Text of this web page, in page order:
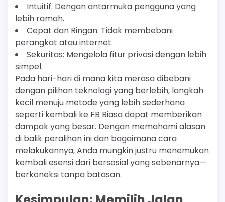
Intuitif: Dengan antarmuka pengguna yang
lebih ramah.
Cepat dan Ringan: Tidak membebani
perangkat atau internet.
Sekuritas: Mengelola fitur privasi dengan lebih
simpel.
Pada hari-hari di mana kita merasa dibebani
dengan pilihan teknologi yang berlebih, langkah
kecil menuju metode yang lebih sederhana
seperti kembali ke FB Biasa dapat memberikan
dampak yang besar. Dengan memahami alasan
di balik peralihan ini dan bagaimana cara
melakukannya, Anda mungkin justru menemukan
kembali esensi dari bersosial yang sebenarnya—
berkoneksi tanpa batasan.